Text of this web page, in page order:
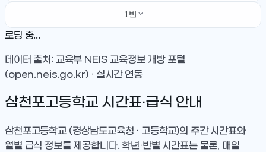
1반
로딩 중...
데이터 출처: 교육부 NEIS 교육정보 개방 포털
(open.neis.go.kr) · 실시간 연동
삼천포고등학교 시간표·급식 안내
삼천포고등학교(경상남도교육청 · 고등학교)의 주간 시간표와
월별 급식 정보를 제공합니다. 학년·반별 시간표는 물론, 매일